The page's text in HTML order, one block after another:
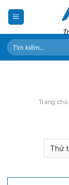
Tìm
kiếm:
Trang chủ